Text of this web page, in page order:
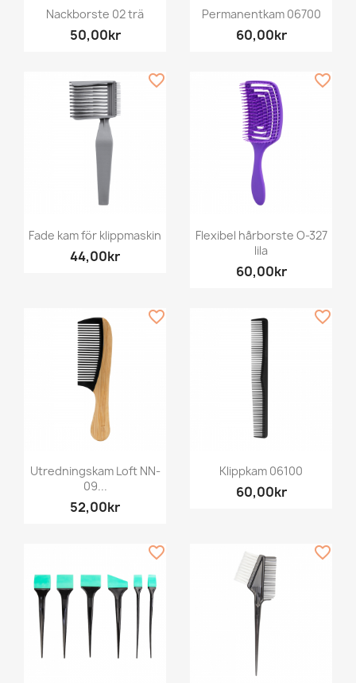
Nackborste 02 trä
50,00kr
Permanentkam 06700
60,00kr
Fade kam för klippmaskin
44,00kr
favorite_border
Flexibel hårborste O-327
lila
60,00kr
favorite_border
Utredningskam Loft NN-
09...
52,00kr
favorite_border
Klippkam 06100
60,00kr
favorite_border
favorite_border favorite_border